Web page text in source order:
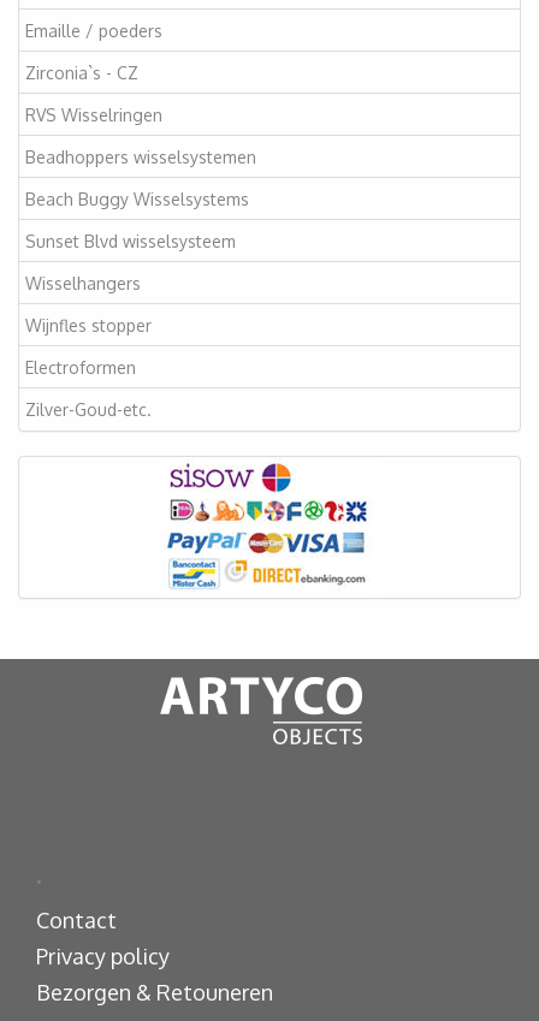
Emaille / poeders
Zirconia`s - CZ
RVS Wisselringen
Beadhoppers wisselsystemen
Beach Buggy Wisselsystems
Sunset Blvd wisselsysteem
Wisselhangers
Wijnfles stopper
Electroformen
Zilver-Goud-etc.
.
Contact
Privacy policy
Bezorgen & Retouneren